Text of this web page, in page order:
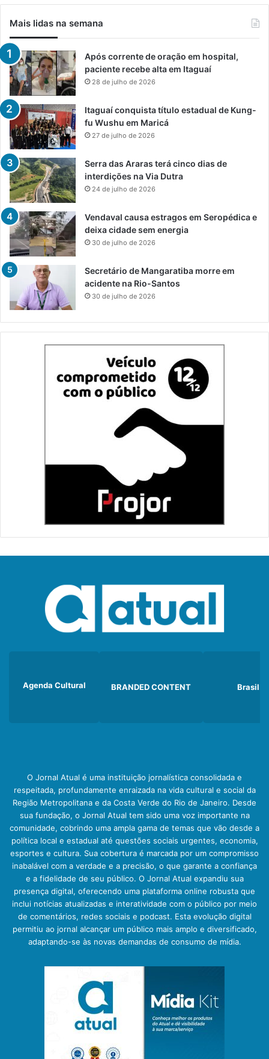
Mais lidas na semana
Após corrente de oração em hospital,
paciente recebe alta em Itaguaí
28 de julho de 2026
Itaguaí conquista título estadual de Kung-
fu Wushu em Maricá
27 de julho de 2026
Serra das Araras terá cinco dias de
interdições na Via Dutra
24 de julho de 2026
Vendaval causa estragos em Seropédica e
deixa cidade sem energia
30 de julho de 2026
Secretário de Mangaratiba morre em
acidente na Rio-Santos
30 de julho de 2026
Agenda Cultural BRANDED CONTENT Brasil
O Jornal Atual é uma instituição jornalística consolidada e
respeitada, profundamente enraizada na vida cultural e social da
Região Metropolitana e da Costa Verde do Rio de Janeiro. Desde
sua fundação, o Jornal Atual tem sido uma voz importante na
comunidade, cobrindo uma ampla gama de temas que vão desde a
política local e estadual até questões sociais urgentes, economia,
esportes e cultura. Sua cobertura é marcada por um compromisso
inabalável com a verdade e a precisão, o que garante a confiança
e a fidelidade de seu público. O Jornal Atual expandiu sua
presença digital, oferecendo uma plataforma online robusta que
inclui notícias atualizadas e interatividade com o público por meio
de comentários, redes sociais e podcast. Esta evolução digital
permitiu ao jornal alcançar um público mais amplo e diversificado,
adaptando-se às novas demandas de consumo de mídia.